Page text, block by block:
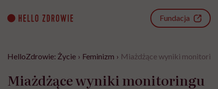
content
Fundacja
HelloZdrowie: Życie › Feminizm › Miażdżące wyniki
Miażdżące wyniki monitoringu